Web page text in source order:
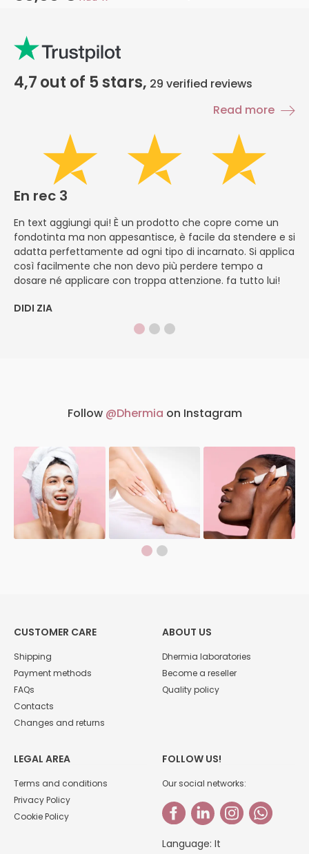
4,7out of 5 stars, 29 verified reviews
Read more
En rec 3
En text aggiungi qui! È un prodotto che copre come un
fondotinta ma non appesantisce, è facile da stendere e si
adatta perfettamente ad ogni tipo di incarnato. Si applica
così facilmente che non devo più perdere tempo a
dosare né applicare con troppa attenzione. fa tutto lui!
DIDI ZIA
Follow @Dhermia on Instagram
CUSTOMER CARE
Shipping
Payment methods
FAQs
Contacts
Changes and returns
ABOUT US
Dhermia laboratories
Become a reseller
Quality policy
LEGAL AREA
Terms and conditions
Privacy Policy
Cookie Policy
FOLLOW US!
Our social networks:
Language:It